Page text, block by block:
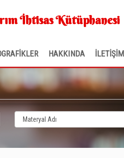
İhtisas Kütüphanesi
HAKKINDA İLETİŞİM